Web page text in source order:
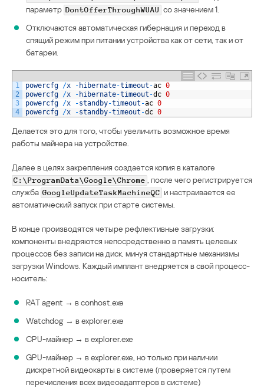
параметр DontOfferThroughWUAU со значением 1.
Отключаются автоматическая гибернация и переход в
спящий режим при питании устройства как от сети, так и от
батареи.
1
2
3
4
powercfg /x - hibernate-timeout -ac 0
powercfg /x - hibernate-timeout -dc 0
powercfg /x -standby-timeout -ac 0
powercfg /x -standby-timeout -dc 0
Делается это для того, чтобы увеличить возможное время
работы майнера на устройстве.
Далее в целях закрепления создается копия в каталоге
C:\ProgramData\Google\Chrome
, после чего регистрируется
служба GoogleUpdateTaskMachineQC и настраивается ее
автоматический запуск при старте системы.
В конце производятся четыре рефлективные загрузки:
компоненты внедряются непосредственно в память целевых
процессов без записи на диск, минуя стандартные механизмы
загрузки Windows. Каждый имплант внедряется в свой процесс-
носитель:
RAT agent → в conhost.exe
Watchdog → в explorer.exe
CPU-майнер → в explorer.exe
GPU-майнер → в explorer.exe, но только при наличии
дискретной видеокарты в системе (проверяется путем
перечисления всех видеоадаптеров в системе)